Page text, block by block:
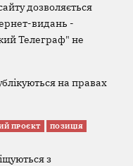
дозволяється
видань -
Телеграф" не
на правах
ПРОЄКТ ПОЗИЦІЯ
з